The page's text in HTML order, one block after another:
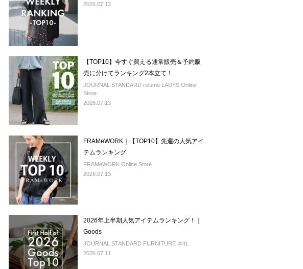
2026.07.13
【TOP10】今すぐ買える通常販売＆予約販
売に分けてランキング2本立て！
JOURNAL STANDARD relume LADYS Online
Store
2026.07.13
FRAMeWORK｜【TOP10】先週の人気アイ
テムランキング
FRAMeWORK Online Store
2026.07.13
2026年上半期人気アイテムランキング！｜
Goods
JOURNAL STANDARD FURNITURE 本社
2026.07.11